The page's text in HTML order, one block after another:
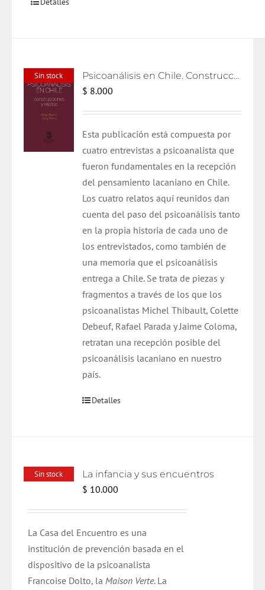
Sin stock Psicoanálisis en Chile. Construcciones y relatos
$ 8.000
Esta publicación está compuesta por
cuatro entrevistas a psicoanalista que
fueron fundamentales en la recepción
del pensamiento lacaniano en Chile.
Los cuatro relatos aquí reunidos dan
cuenta del paso del psicoanálisis tanto
en la propia historia de cada uno de
los entrevistados, como también de
una memoria que el psicoanálisis
entrega a Chile. Se trata de piezas y
fragmentos a través de los que los
psicoanalistas Michel Thibault, Colette
Debeuf, Rafael Parada y Jaime Coloma,
retratan una recepción posible del
psicoanálisis lacaniano en nuestro
país.
Detalles
Sin stock La infancia y sus encuentros
$ 10.000
La Casa del Encuentro es una
institución de prevención basada en el
dispositivo de la psicoanalista
Francoise Dolto, laMaison Verte. La